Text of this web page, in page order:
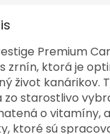
Premium
zrnín, ktorá je
život kanárikov.
zo starostlivo
o vitamíny,
ktoré sú